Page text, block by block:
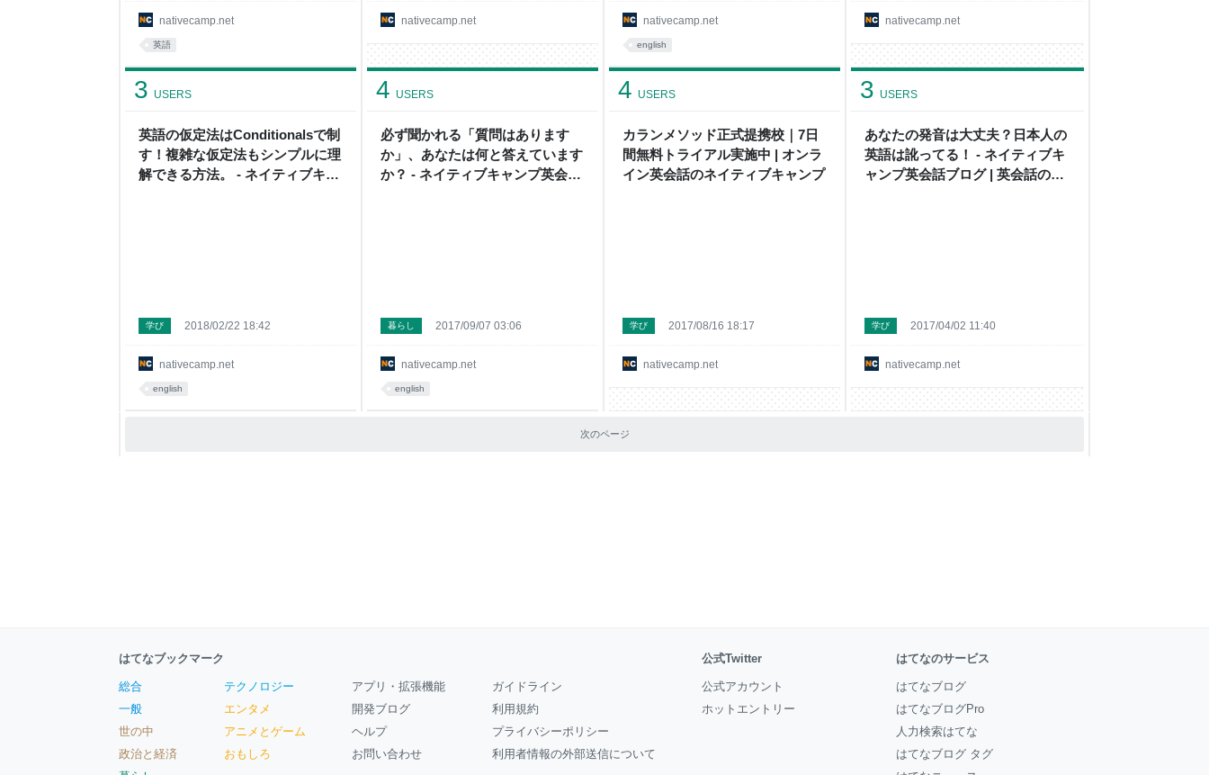
nativecamp.net
英語
nativecamp.net nativecamp.net
english
nativecamp.net
英語の仮定法はConditionalsで制
す！複雑な仮定法もシンプルに理
解できる方法。 - ネイティブキャ
3 USERS
nativecamp.net
学び 2018/02/22 18:42
english
必ず聞かれる「質問はあります
か」、あなたは何と答えています
か？ - ネイティブキャンプ英会話
4 USERS
nativecamp.net
暮らし 2017/09/07 03:06
english
カランメソッド正式提携校｜7日
間無料トライアル実施中 | オンラ
イン英会話のネイティブキャンプ
4 USERS
nativecamp.net
学び 2017/08/16 18:17
あなたの発音は大丈夫？日本人の
英語は訛ってる！ - ネイティブキ
ャンプ英会話ブログ | 英会話の豆
3 USERS
nativecamp.net
学び 2017/04/02 11:40
次のページ
はてなブックマーク
総合
一般
世の中
政治と経済
テクノロジー
エンタメ
アニメとゲーム
おもしろ
アプリ・拡張機能
開発ブログ
ヘルプ
お問い合わせ
ガイドライン
利用規約
プライバシーポリシー
利用者情報の外部送信について
公式Twitter
公式アカウント
ホットエントリー
はてなのサービス
はてなブログ
はてなブログPro
人力検索はてな
はてなブログ タグ